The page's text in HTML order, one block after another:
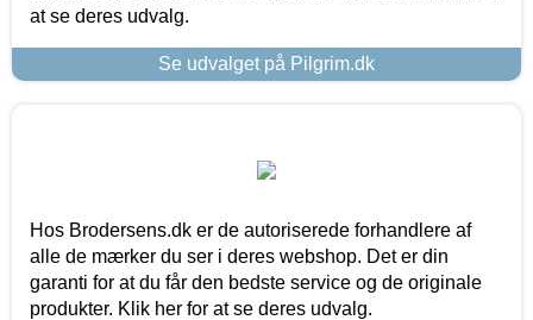
at se deres udvalg.
Se udvalget på Pilgrim.dk
Hos Brodersens.dk er de autoriserede forhandlere af
alle de mærker du ser i deres webshop. Det er din
garanti for at du får den bedste service og de originale
produkter. Klik her for at se deres udvalg.